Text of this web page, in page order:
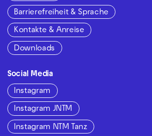
Barrierefreiheit & Sprache
Kontakte & Anreise
Downloads
Social Media
Instagram
Instagram JNTM
Instagram NTM Tanz